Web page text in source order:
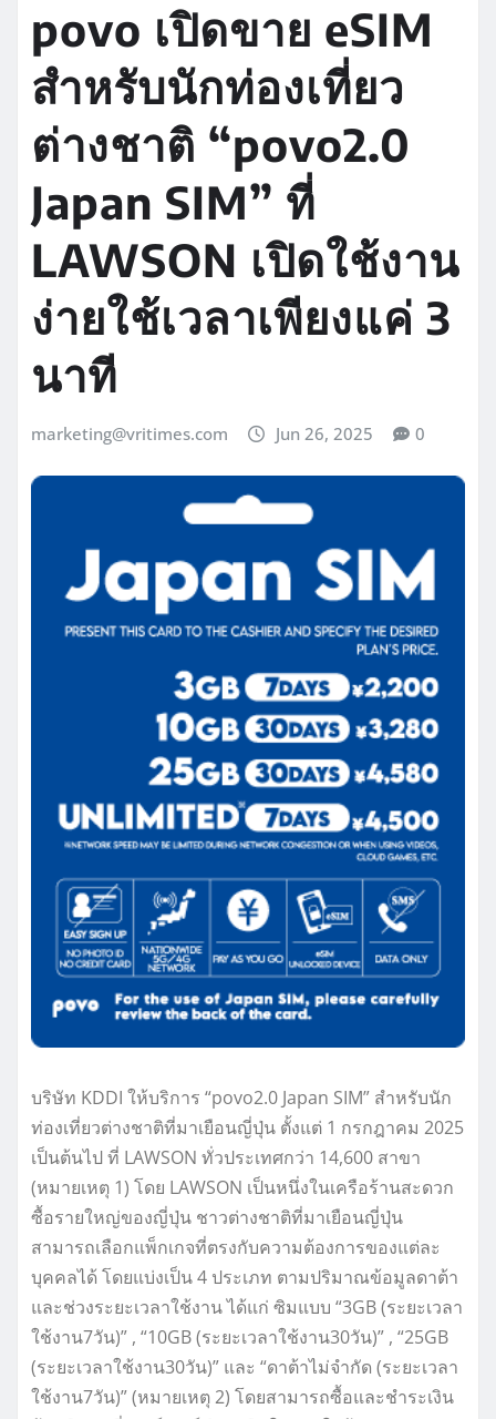
povo เปิดขาย eSIM
สำหรับนักท่องเที่ยว
ต่างชาติ “povo2.0
Japan SIM” ที่
LAWSON เปิดใช้งาน
ง่ายใช้เวลาเพียงแค่ 3
นาที
marketing@vritimes.com Jun 26, 2025 0
บริษัท KDDI ให้บริการ “povo2.0 Japan SIM” สำหรับนัก
ท่องเที่ยวต่างชาติที่มาเยือนญี่ปุ่น ตั้งแต่ 1 กรกฎาคม 2025
เป็นต้นไป ที่ LAWSON ทั่วประเทศกว่า 14,600 สาขา
(หมายเหตุ 1) โดย LAWSON เป็นหนึ่งในเครือร้านสะดวก
ซื้อรายใหญ่ของญี่ปุ่น ชาวต่างชาติที่มาเยือนญี่ปุ่น
สามารถเลือกแพ็กเกจที่ตรงกับความต้องการของแต่ละ
บุคคลได้ โดยแบ่งเป็น 4 ประเภท ตามปริมาณข้อมูลดาต้า
และช่วงระยะเวลาใช้งาน ได้แก่ ซิมแบบ “3GB (ระยะเวลา
ใช้งาน7วัน)” , “10GB (ระยะเวลาใช้งาน30วัน)” , “25GB
(ระยะเวลาใช้งาน30วัน)” และ “ดาต้าไม่จำกัด (ระยะเวลา
ใช้งาน7วัน)” (หมายเหตุ 2) โดยสามารถซื้อและชำระเงิน